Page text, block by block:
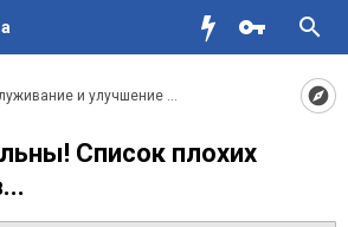
и улучшение вашего BMW
Список плохих